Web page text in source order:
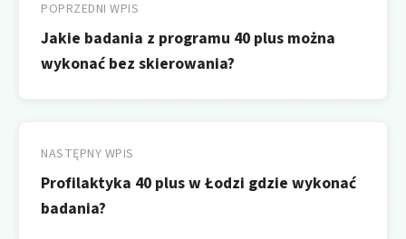
wpisu
POPRZEDNI WPIS
Jakie badania z programu 40 plus można
wykonać bez skierowania?
NASTĘPNY WPIS
Profilaktyka 40 plus w Łodzi gdzie wykonać
badania?